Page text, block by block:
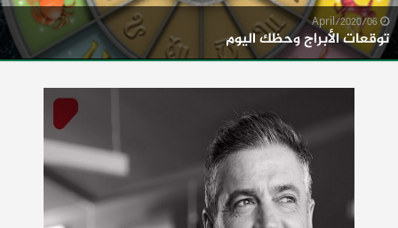
توقعات الأبراج وحظك اليوم